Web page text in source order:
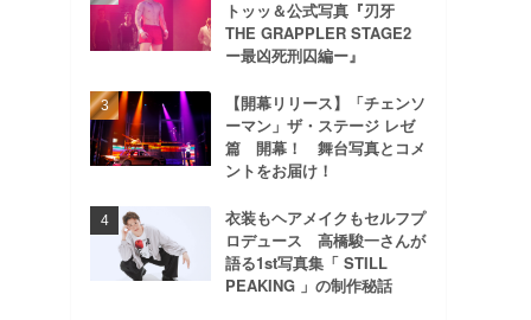
トッッ＆公式写真『刃牙
THE GRAPPLER STAGE2
ー最凶死刑囚編ー』
【開幕リリース】「チェンソ
ーマン」ザ・ステージ レゼ
篇 開幕！ 舞台写真とコメ
ントをお届け！
衣装もヘアメイクもセルフプ
ロデュース 高橋駿一さんが
語る1st写真集「 STILL
PEAKING 」の制作秘話